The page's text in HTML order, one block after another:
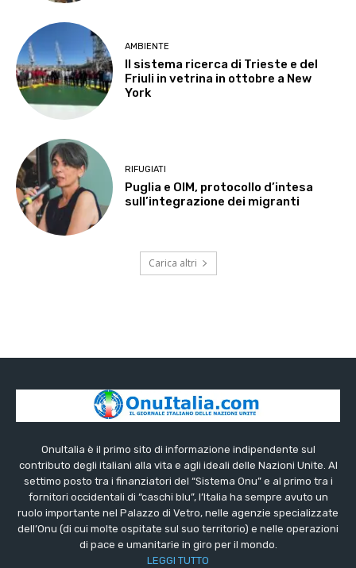
AMBIENTE
Il sistema ricerca di Trieste e del
Friuli in vetrina in ottobre a New
York
RIFUGIATI
Puglia e OIM, protocollo d’intesa
sull’integrazione dei migranti
Carica altri
OnuItalia è il primo sito di informazione indipendente sul
contributo degli italiani alla vita e agli ideali delle Nazioni Unite. Al
settimo posto tra i finanziatori del “Sistema Onu” e al primo tra i
fornitori occidentali di “caschi blu”, l’Italia ha sempre avuto un
ruolo importante nel Palazzo di Vetro, nelle agenzie specializzate
dell’Onu (di cui molte ospitate sul suo territorio) e nelle operazioni
di pace e umanitarie in giro per il mondo.
LEGGI TUTTO